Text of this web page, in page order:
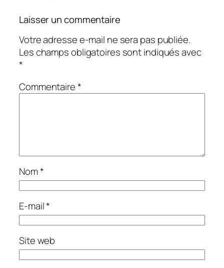
Laisser un commentaire
Votre adresse e-mail ne sera pas publiée.
Les champs obligatoires sont indiqués avec
*
Commentaire*
Nom*
E-mail*
Site web